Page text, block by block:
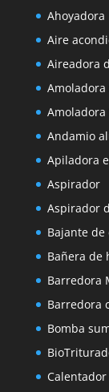
Ahoyadora
Aire
Aireadora
Amoladora
Andamio
Apiladora
Aspirador
Aspirador
Bajante de
Bañera de
Barredora
Barredora
Bomba
Calentador